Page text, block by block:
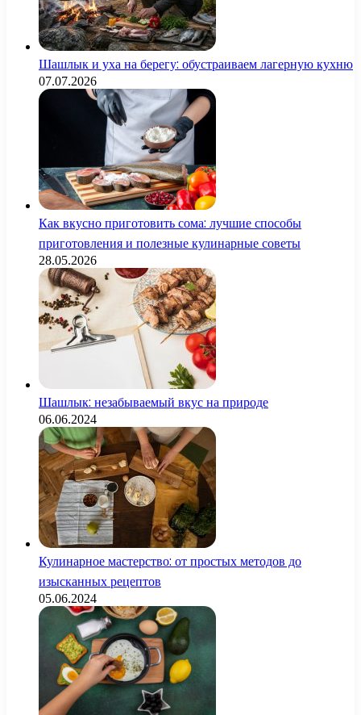
Шашлык и уха на берегу: обустраиваем лагерную кухню
07.07.2026
Как вкусно приготовить сома: лучшие способы
приготовления и полезные кулинарные советы
28.05.2026
Шашлык: незабываемый вкус на природе
06.06.2024
Кулинарное мастерство: от простых методов до
изысканных рецептов
05.06.2024